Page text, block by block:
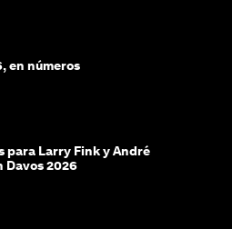
en números
para Larry Fink y André
Davos 2026